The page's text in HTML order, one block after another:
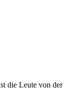
die Leute von der